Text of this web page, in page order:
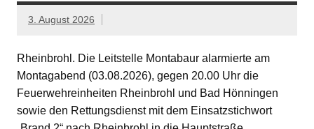
3. August 2026
Rheinbrohl. Die Leitstelle Montabaur alarmierte am
Montagabend (03.08.2026), gegen 20.00 Uhr die
Feuerwehreinheiten Rheinbrohl und Bad Hönningen
sowie den Rettungsdienst mit dem Einsatzstichwort